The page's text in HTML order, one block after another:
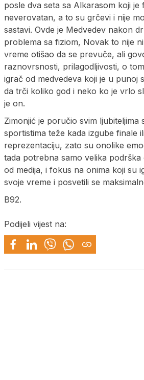
posle dva seta sa Alkarasom koji je
neverovatan, a to su grčevi i nije
sastavi. Ovde je Medvedev nakon
problema sa fiziom, Novak to nije
vreme otišao da se prevuče, ali
raznovrsnosti, prilagodljivosti, o
igrač od medvedeva koji je u punoj
da trči koliko god i neko ko je vrlo
je on.
Zimonjić je poručio svim ljubiteljima
sportistima teže kada izgube finale
reprezentaciju, zato su onolike
tada potrebna samo velika
od medija, i fokus na onima koji su
svoje vreme i posvetili se
B92.
Podijeli vijest na: